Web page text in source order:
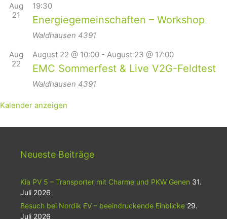
Aug
21
19:30
Energiegemeinschaften – Workshop
Waldhausen 4391
Aug
22
August 22 @ 10:00 - August 23 @ 17:00
EMC Sommerfest & Live V2G-Feldtest
Waldhausen 4391
Kalender anzeigen
Neueste Beiträge
Kia PV 5 – Transporter mit Charme und PKW Genen 31.
Juli 2026
Besuch bei Nordik EV – beeindruckende Einblicke 29.
Juli 2026